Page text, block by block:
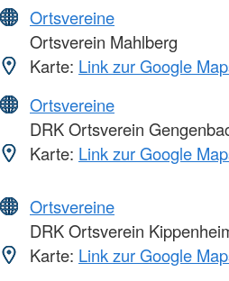
Ortsvereine
Ortsverein Mahlberg
Karte: Link zur Google
Ortsvereine
DRK Ortsverein
Karte: Link zur Google
Ortsvereine
DRK Ortsverein
Karte: Link zur Google